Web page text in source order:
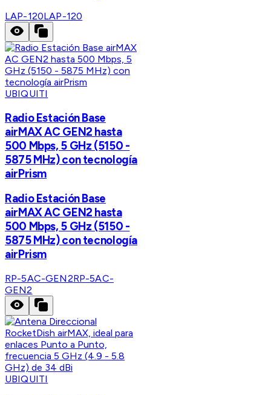
LAP-120LAP-120
UBIQUITI
Radio Estación Base
airMAX AC GEN2 hasta
500 Mbps, 5 GHz (5150 -
5875 MHz) con tecnología
airPrism
Radio Estación Base
airMAX AC GEN2 hasta
500 Mbps, 5 GHz (5150 -
5875 MHz) con tecnología
airPrism
RP-5AC-GEN2RP-5AC-
GEN2
UBIQUITI